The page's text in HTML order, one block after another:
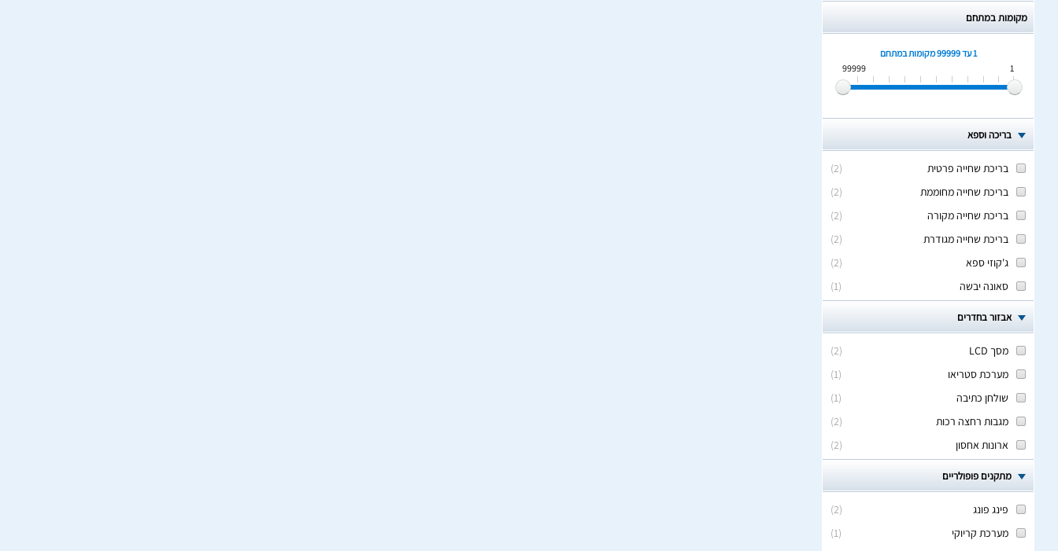
מקומות במתחם
1 עד 99999
מקומות במתחם
1
99999
בריכה וספא
(
2
)
בריכת שחייה פרטית
(
2
)
בריכת שחייה מחוממת
(
2
)
בריכת שחייה מקורה
(
2
)
בריכת שחייה מגודרת
(
2
)
ג'קוזי ספא
(
1
) סאונה יבשה
אבזור בחדרים
(
2
)
מסך LCD
(
1
)
מערכת סטריאו
(
1
)
שולחן כתיבה
(
2
)
מגבות רחצה רכות
(
2
) ארונות אחסון
מתקנים פופולריים
(
2
)
פינג פונג
(
1
)
מערכת קריוקי